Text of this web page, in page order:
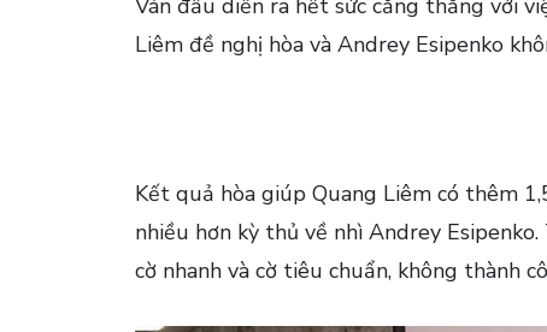
Liêm đề nghị hòa và Andrey Esipenko
Kết quả hòa giúp Quang Liêm có thêm
nhiều hơn kỳ thủ về nhì Andrey
cờ nhanh và cờ tiêu chuẩn, không thành